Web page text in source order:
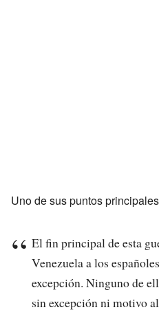
Uno de sus puntos
El fin principal de esta
Venezuela a los
excepción. Ninguno de
sin excepción ni motivo